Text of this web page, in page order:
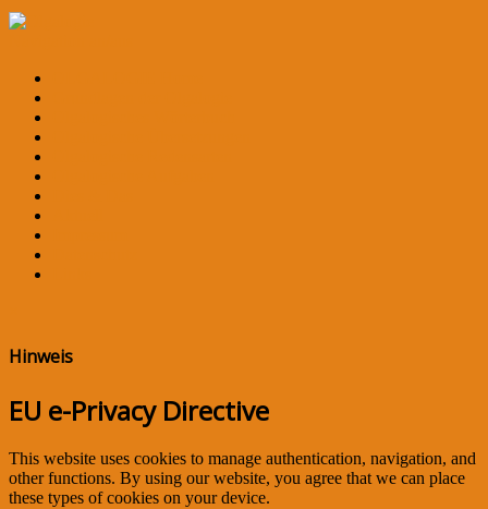
Hinweis
EU e-Privacy Directive
This website uses cookies to manage authentication, navigation, and
other functions. By using our website, you agree that we can place
these types of cookies on your device.